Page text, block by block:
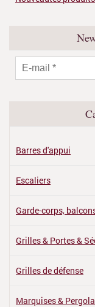
Barres d'appui
Escaliers
Garde-corps,
Grilles & Portes &
Grilles de défense
Marquises &